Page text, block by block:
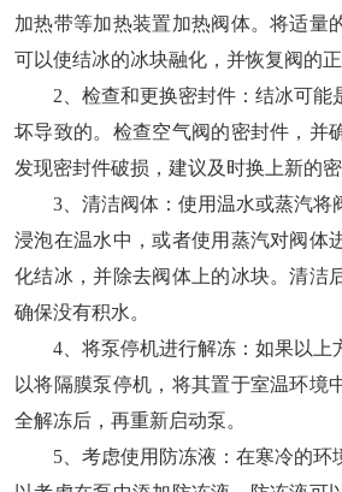
加热带等加热装置加热阀体。将适量
可以使结冰的冰块融化，并恢复阀的正
2、检查和更换密封件：结冰可能
坏导致的。检查空气阀的密封件，并
发现密封件破损，建议及时换上新的密
3、清洁阀体：使用温水或蒸汽将
浸泡在温水中，或者使用蒸汽对阀体
化结冰，并除去阀体上的冰块。清洁
确保没有积水。
4、将泵停机进行解冻：如果以上
以将隔膜泵停机，将其置于室温环境
全解冻后，再重新启动泵。
5、考虑使用防冻液：在寒冷的环